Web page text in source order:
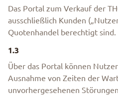
Das Portal zum Verkauf der
ausschließlich Kunden
Quotenhandel berechtigt sind.
1.3
Über das Portal können
Ausnahme von Zeiten der
unvorhergesehenen